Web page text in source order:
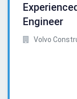
Engineer
Volvo